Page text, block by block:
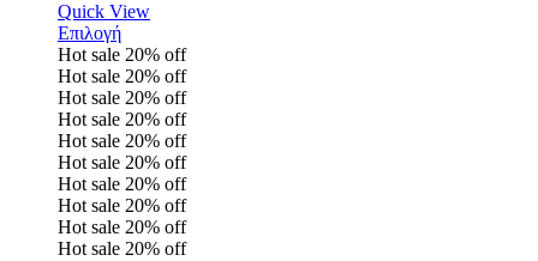
Quick View
Επιλογή
Hot sale 20% off
Hot sale 20% off
Hot sale 20% off
Hot sale 20% off
Hot sale 20% off
Hot sale 20% off
Hot sale 20% off
Hot sale 20% off
Hot sale 20% off
Hot sale 20% off